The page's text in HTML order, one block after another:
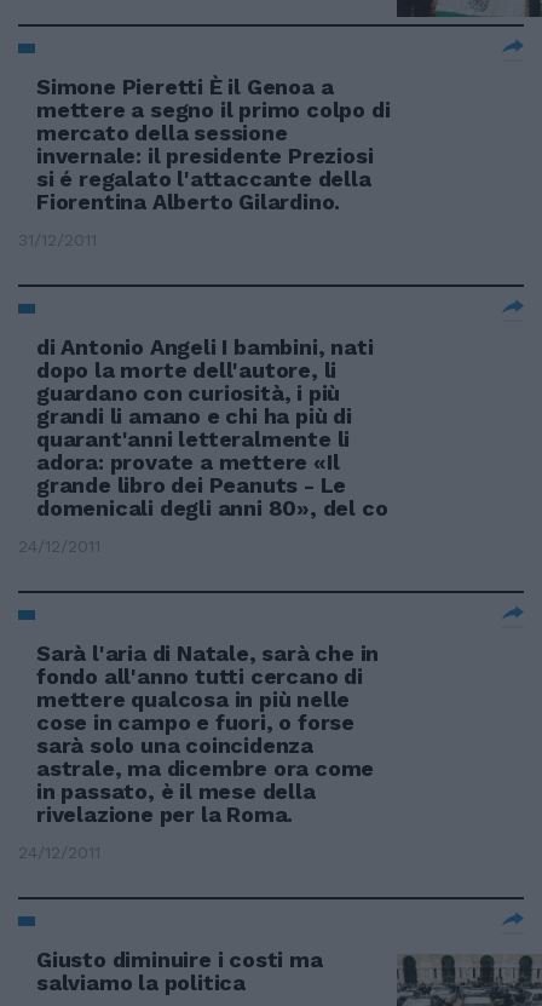
Simone Pieretti È il Genoa a
mettere a segno il primo colpo di
mercato della sessione
invernale: il presidente Preziosi
si é regalato l'attaccante della
Fiorentina Alberto Gilardino.
31/12/2011
di Antonio Angeli I bambini, nati
dopo la morte dell'autore, li
guardano con curiosità, i più
grandi li amano e chi ha più di
quarant'anni letteralmente li
adora: provate a mettere «Il
grande libro dei Peanuts - Le
domenicali degli anni 80», del co
24/12/2011
Sarà l'aria di Natale, sarà che in
fondo all'anno tutti cercano di
mettere qualcosa in più nelle
cose in campo e fuori, o forse
sarà solo una coincidenza
astrale, ma dicembre ora come
in passato, è il mese della
rivelazione per la Roma.
24/12/2011
Giusto diminuire i costi ma
salviamo la politica